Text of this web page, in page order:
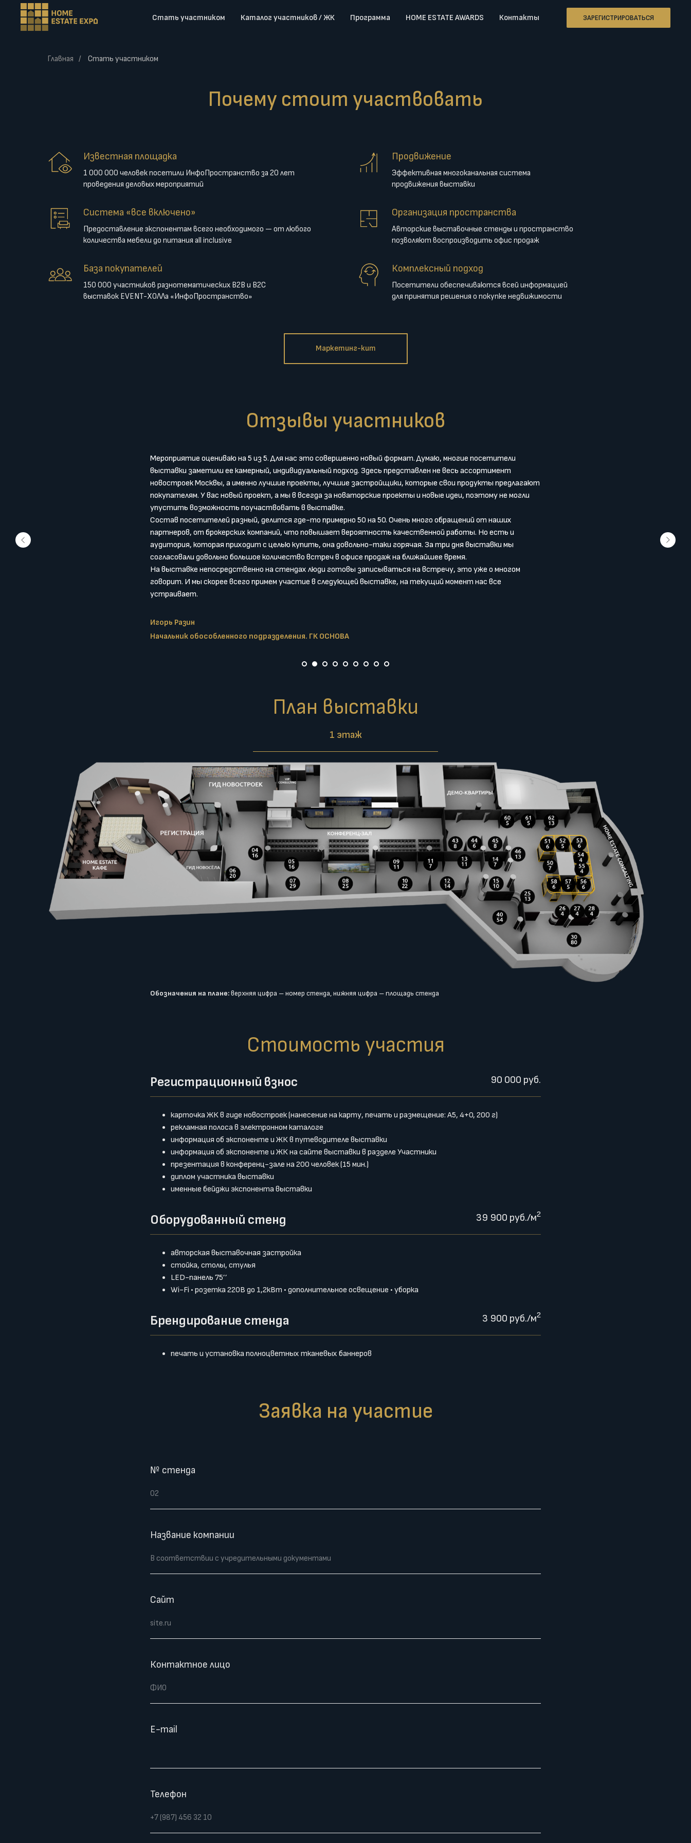
Стать участником Каталог участников / ЖК Программа HOME ESTATE AWARDS Контакты ЗАРЕГИСТРИРОВАТЬСЯ
Главная / Стать участником
Почему стоит участвовать
Известная площадка
1 000 000 человек посетили ИнфоПространство за 20 лет
проведения деловых мероприятий
Продвижение
Эффективная многоканальная система
продвижения выставки
Система «все включено»
Предоставление экспонентам всего необходимого — от любого
количества мебели до питания all inclusive
Организация пространства
Авторские выставочные стенды и пространство
позволяют воспроизводить офис продаж
База покупателей
150 000 участников разнотематических B2B и B2C
выставок EVENT-ХОЛЛа «ИнфоПространство»
Комплексный подход
Посетители обеспечиваются всей информацией
для принятия решения о покупке недвижимости
Маркетинг-кит
Отзывы участников
Мероприятие оцениваю на 5 из 5. Для нас это совершенно новый формат. Думаю, многие посетители
выставки заметили ее камерный, индивидуальный подход. Здесь представлен не весь ассортимент
новостроек Москвы, а именно лучшие проекты, лучшие застройщики, которые свои продукты предлагают
покупателям. У вас новый проект, а мы в всегда за новаторские проекты и новые идеи, поэтому не могли
упустить возможность поучаствовать в выставке.
Состав посетителей разный, делится где-то примерно 50 на 50. Очень много обращений от наших
партнеров, от брокерских компаний, что повышает вероятность качественной работы. Но есть и
аудитория, которая приходит с целью купить, она довольно-таки горячая. За три дня выставки мы
согласовали довольно большое количество встреч в офисе продаж на ближайшее время.
На выставке непосредственно на стендах люди готовы записываться на встречу, это уже о многом
говорит. И мы скорее всего примем участие в следующей выставке, на текущий момент нас все
устраивает.
Игорь Разин
Начальник обособленного подразделения. ГК ОСНОВА
План выставки
1 этаж
Обозначения на плане:верхняя цифра – номер стенда, нижняя цифра – площадь стенда
Стоимость участия
Регистрационный взнос 90 000 руб.
карточка ЖК в гиде новостроек (нанесение на карту, печать и размещение: А5, 4+0, 200 г)
рекламная полоса в электронном каталоге
информация об экспоненте и ЖК в путеводителе выставки
информация об экспоненте и ЖК на сайте выставки в разделе Участники
презентация в конференц-зале на 200 человек (15 мин.)
диплом участника выставки
именные бейджи экспонента выставки
Оборудованный стенд 39 900 руб./м2
авторская выставочная застройка
стойка, столы, стулья
LED-панель 75’’
Wi-Fi • розетка 220В до 1,2кВт • дополнительное освещение • уборка
Брендирование стенда 3 900 руб./м2
печать и установка полноцветных тканевых баннеров
Заявка на участие
№ стенда
Название компании
Сайт
Контактное лицо
E-mail
Телефон